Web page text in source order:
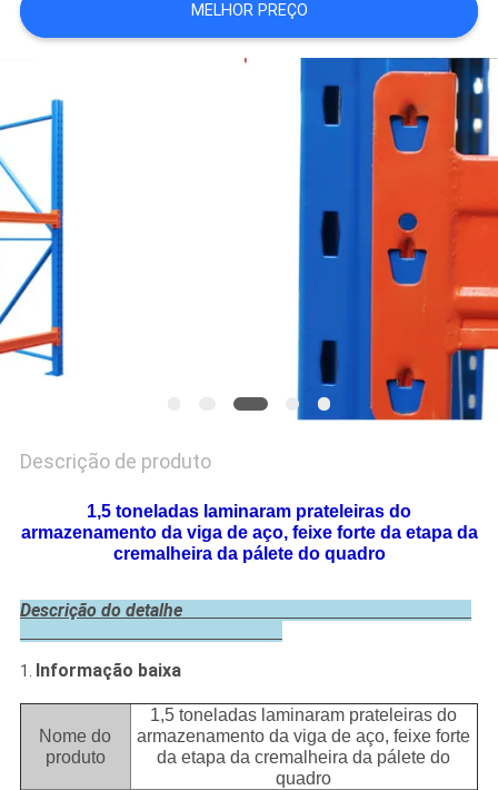
MAPA
SITE
PRIVACY
POLICY
MELHOR PREÇO
Descrição de produto
1,5 toneladas laminaram prateleiras do
armazenamento da viga de aço, feixe forte da etapa da
cremalheira da pálete do quadro
Descrição do detalhe
1. Informação baixa
Nome do
produto
1,5 toneladas laminaram prateleiras do
armazenamento da viga de aço, feixe forte
da etapa da cremalheira da pálete do
quadro